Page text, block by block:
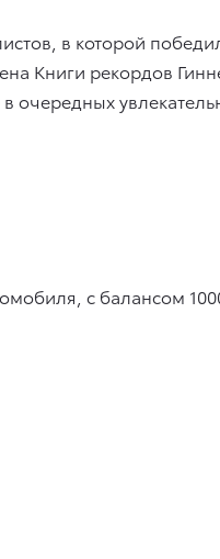
в которой
Книги рекордов
очередных
с балансом